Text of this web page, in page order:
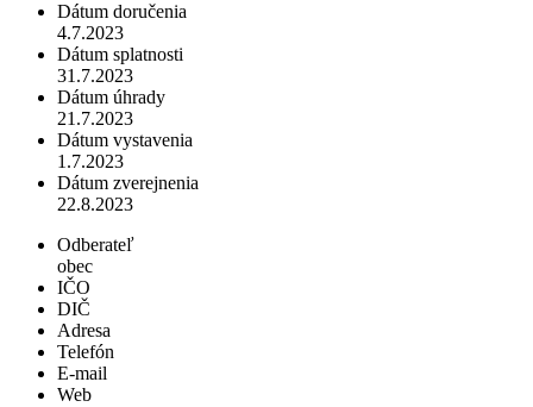
Dátum doručenia
4.7.2023
Dátum splatnosti
31.7.2023
Dátum úhrady
21.7.2023
Dátum vystavenia
1.7.2023
Dátum zverejnenia
22.8.2023
Odberateľ
obec
IČO
DIČ
Adresa
Telefón
E-mail
Web